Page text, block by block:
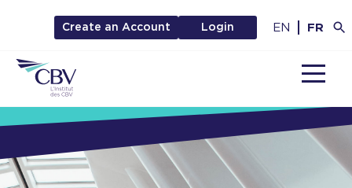
Create an Account Login EN FR